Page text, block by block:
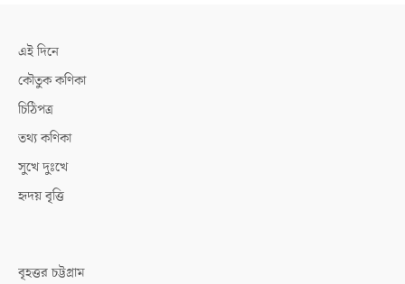
এই দিনে
কৌতুক কণিকা
চিঠিপত্র
তথ্য কণিকা
সুখে দুঃখে
হৃদয় বৃত্তি
বৃহত্তর চট্টগ্রাম